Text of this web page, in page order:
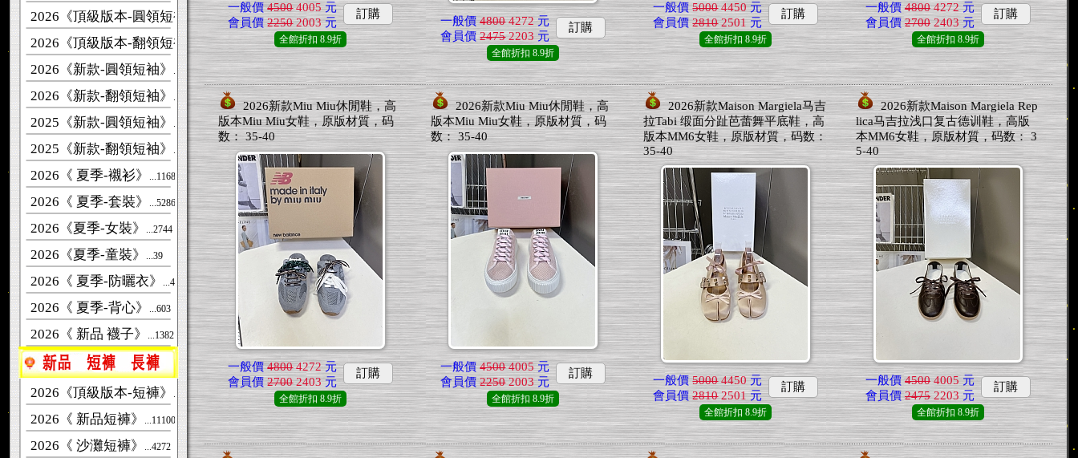
2026《頂級版本-圓領短袖》 ...6350
2026《頂級版本-翻領短袖》...3882
2026《新款-圓領短袖》 ...28791
2026《新款-翻領短袖》 ...4960
2025《新款-圓領短袖》 ...62272
2025《新款-翻領短袖》 ...6852
2026《 夏季-襯衫》 ...1168
2026《 夏季-套裝》 ...5286
2026《夏季-女裝》 ...2744
2026《夏季-童裝》 ...39
2026《 夏季-防曬衣》 ...481
2026《 夏季-背心》 ...603
2026《 新品 襪子》 ...1382
2026《頂級版本-短褲》 ...1593
2026《 新品短褲》 ...11100
2026《 沙灘短褲》 ...4272
一般價 45004005元
會員價 22502003元
訂購
全館折扣 8.9折
一般價 48004272元
會員價 24752203元
訂購
全館折扣 8.9折
一般價 50004450元
會員價 28102501元
訂購
全館折扣 8.9折
一般價 48004272元
會員價 27002403元
訂購
全館折扣 8.9折
2026新款Miu Miu休閒鞋，高
版本Miu Miu女鞋，原版材質，码
数： 35-40
一般價 48004272元
會員價 27002403元
訂購
全館折扣 8.9折
2026新款Miu Miu休閒鞋，高
版本Miu Miu女鞋，原版材質，码
数： 35-40
一般價 45004005元
會員價 22502003元
訂購
全館折扣 8.9折
2026新款Maison Margiela马吉
拉Tabi 缎面分趾芭蕾舞平底鞋，高
版本MM6女鞋，原版材質，码数：
35-40
一般價 50004450元
會員價 28102501元
訂購
全館折扣 8.9折
2026新款Maison Margiela Rep
lica马吉拉浅口复古德训鞋，高版
本MM6女鞋，原版材質，码数： 3
5-40
一般價 45004005元
會員價 24752203元
訂購
全館折扣 8.9折